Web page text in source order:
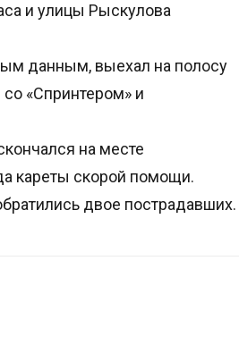
и улицы Рыскулова
данным, выехал на полосу
«Спринтером» и
на месте
кареты скорой помощи.
двое пострадавших.